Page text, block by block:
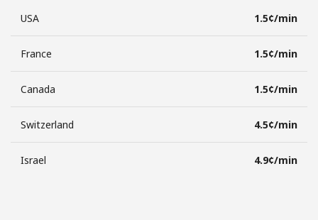
USA ⁦1.5¢⁩/min
France ⁦1.5¢⁩/min
Canada ⁦1.5¢⁩/min
Switzerland ⁦4.5¢⁩/min
Israel ⁦4.9¢⁩/min